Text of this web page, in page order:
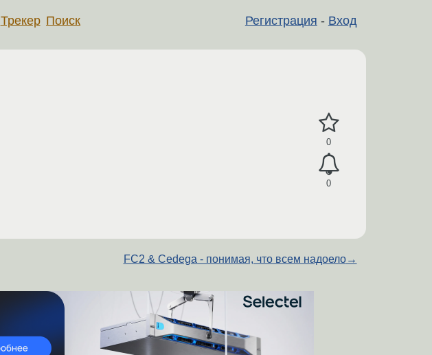
Регистрация - Вход
Трекер Поиск
0
0
FC2 & Cedega - понимая, что всем надоело→